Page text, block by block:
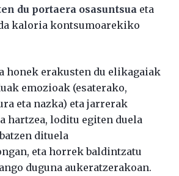
du portaera osasuntsua eta
kaloria kontsumoarekiko
honek erakusten du elikagaiak
emozioak (esaterako,
eta nazka) eta jarrerak
hartzea, loditu egiten duela
dituela
eta horrek baldintzatu
duguna aukeratzerakoan.